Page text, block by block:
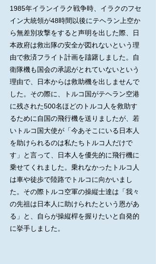
1985年イランイラク戦争時、イラクのフセ
イン大統領が48時間以後にテヘラン上空か
ら無差別攻撃をすると声明を出した際、日
本政府は救出隊の安全が図れないという理
由で救済フライト計画を躊躇しました。自
衛隊機も国会の承認がとれていないという
理由で、日本からは救助機を出しませんで
した。その際に、トルコ国がテヘラン空港
に残された500名ほどのトルコ人を救助す
るために自国の飛行機を送りましたが、若
いトルコ国大使が「今あそこにいる日本人
を助けられるのは私たちトルコ人だけで
す」と言って、日本人を優先的に飛行機に
乗せてくれました。乗れなかったトルコ人
は車や徒歩で陸路でトルコに向かいまし
た。その際トルコ空軍の操縦士達は「我々
の先祖は日本人に助けられたという恩があ
る」と、自らが操縦桿を握りたいと自発的
に挙手しました。